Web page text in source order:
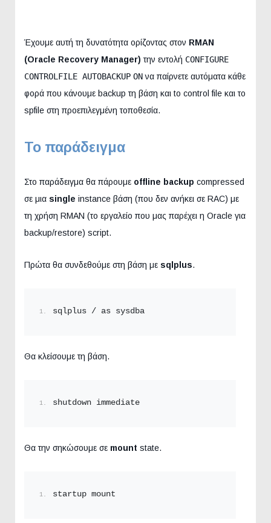
Έχουμε αυτή τη δυνατότητα ορίζοντας στον RMAN
(Oracle Recovery Manager) την εντολή CONFIGURE
CONTROLFILE AUTOBACKUP ONνα παίρνετε αυτόματα κάθε
φορά που κάνουμε backup τη βάση και to control file και το
spfile στη προεπιλεγμένη τοποθεσία.
Το παράδειγμα
Στο παράδειγμα θα πάρουμε offline backup compressed
σε μια single instance βάση (που δεν ανήκει σε RAC) με
τη χρήση RMAN (το εργαλείο που μας παρέχει η Oracle για
backup/restore) script.
Πρώτα θα συνδεθούμε στη βάση με sqlplus.
sqlplus / as sysdba
Θα κλείσουμε τη βάση.
shutdown immediate
Θα την σηκώσουμε σε mount state.
startup mount